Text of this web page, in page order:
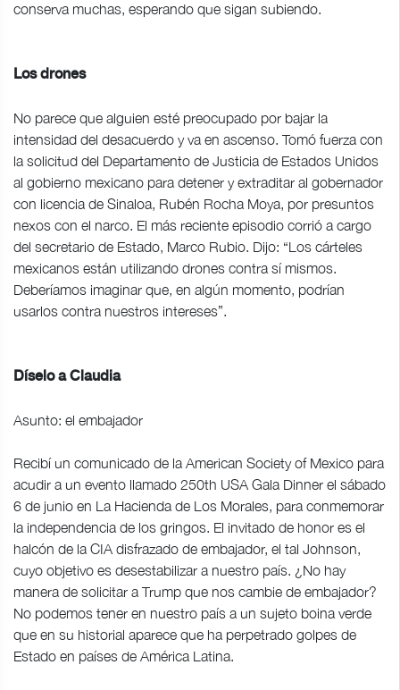
conserva muchas, esperando que sigan subiendo.
Los drones
No parece que alguien esté preocupado por bajar la
intensidad del desacuerdo y va en ascenso. Tomó fuerza con
la solicitud del Departamento de Justicia de Estados Unidos
al gobierno mexicano para detener y extraditar al gobernador
con licencia de Sinaloa, Rubén Rocha Moya, por presuntos
nexos con el narco. El más reciente episodio corrió a cargo
del secretario de Estado, Marco Rubio. Dijo: “Los cárteles
mexicanos están utilizando drones contra sí mismos.
Deberíamos imaginar que, en algún momento, podrían
usarlos contra nuestros intereses”.
Díselo a Claudia
Asunto: el embajador
Recibí un comunicado de la American Society of Mexico para
acudir a un evento llamado 250th USA Gala Dinner el sábado
6 de junio en La Hacienda de Los Morales, para conmemorar
la independencia de los gringos. El invitado de honor es el
halcón de la CIA disfrazado de embajador, el tal Johnson,
cuyo objetivo es desestabilizar a nuestro país. ¿No hay
manera de solicitar a Trump que nos cambie de embajador?
No podemos tener en nuestro país a un sujeto boina verde
que en su historial aparece que ha perpetrado golpes de
Estado en países de América Latina.